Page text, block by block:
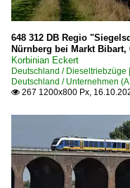
648 312 DB Regio
Nürnberg bei Markt Bibart,
Korbinian Eckert
Deutschland /
Deutschland / Unternehmen
 267 1200x800 Px,